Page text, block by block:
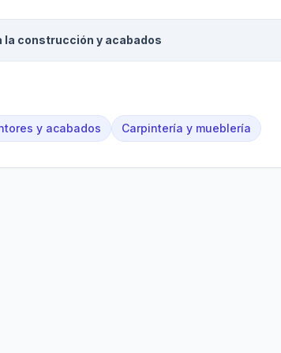
la construcción y acabados
y acabados Carpintería y mueblería